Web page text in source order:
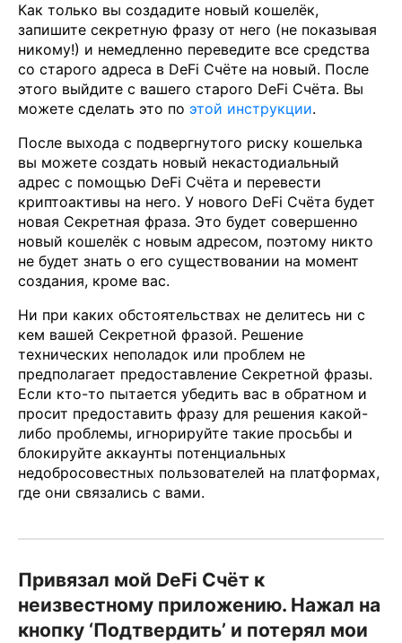
Как только вы создадите новый кошелёк,
запишите секретную фразу от него (не показывая
никому!) и немедленно переведите все средства
со старого адреса в DeFi Счёте на новый. После
этого выйдите с вашего старого DeFi Счёта. Вы
можете сделать это по этой инструкции.
После выхода с подвергнутого риску кошелька
вы можете создать новый некастодиальный
адрес с помощью DeFi Счёта и перевести
криптоактивы на него. У нового DeFi Счёта будет
новая Секретная фраза. Это будет совершенно
новый кошелёк с новым адресом, поэтому никто
не будет знать о его существовании на момент
создания, кроме вас.
Ни при каких обстоятельствах не делитесь ни с
кем вашей Секретной фразой. Решение
технических неполадок или проблем не
предполагает предоставление Секретной фразы.
Если кто-то пытается убедить вас в обратном и
просит предоставить фразу для решения какой-
либо проблемы, игнорируйте такие просьбы и
блокируйте аккаунты потенциальных
недобросовестных пользователей на платформах,
где они связались с вами.
Привязал мой DeFi Счёт к
неизвестному приложению. Нажал на
кнопку ‘Подтвердить’ и потерял мои